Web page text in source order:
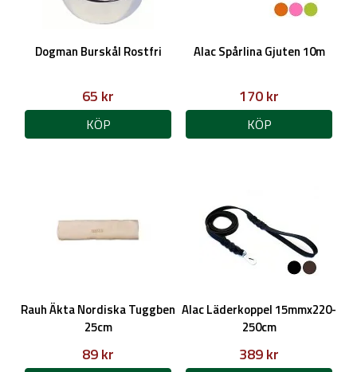
Dogman Burskål Rostfri
65 kr
KÖP
Alac Spårlina Gjuten 10m
170 kr
KÖP
Rauh Äkta Nordiska Tuggben
25cm
89 kr
Alac Läderkoppel 15mmx220-
250cm
389 kr